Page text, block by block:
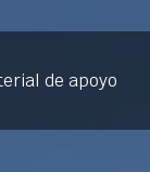
de apoyo